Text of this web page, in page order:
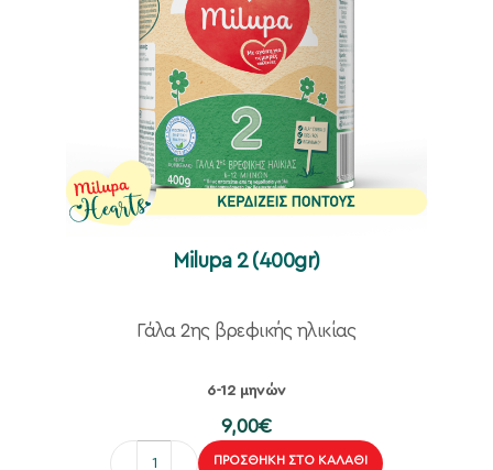
Milupa 2 (400gr)
Γάλα 2ης βρεφικής ηλικίας
6-12 μηνών
9,00€
ΠΡΟΣΘΉΚΗ ΣΤΟ ΚΑΛΆΘΙ